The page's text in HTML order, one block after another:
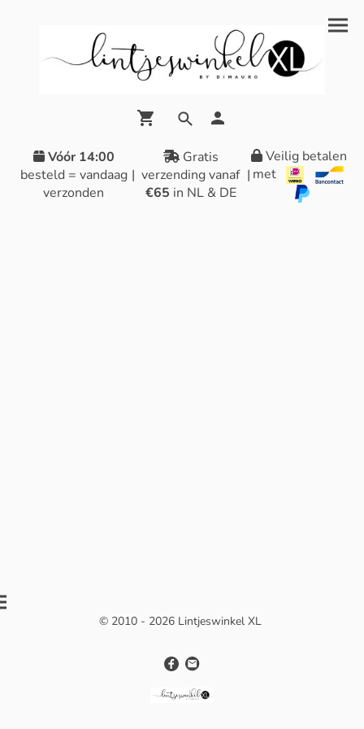
Vóór 14:00
besteld = vandaag
verzonden
|
Gratis
verzending vanaf
€65 in NL & DE
|
Veilig betalen
met
© 2010 - 2026 Lintjeswinkel XL